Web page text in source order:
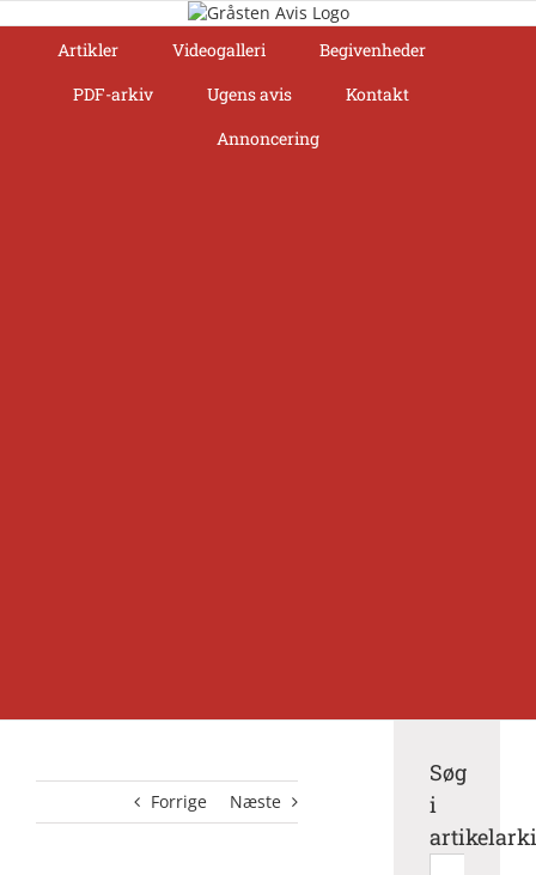
to
contentArtikler Videogalleri
Begivenheder
PDF-arkiv
Ugens avis
Kontakt
Annoncering
Forrige Næste
Søg
i